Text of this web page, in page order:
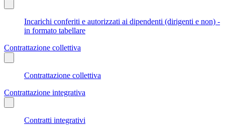
Incarichi conferiti e autorizzati ai dipendenti (dirigenti e non) -
in formato tabellare
Contrattazione collettiva
Contrattazione collettiva
Contrattazione integrativa
Contratti integrativi